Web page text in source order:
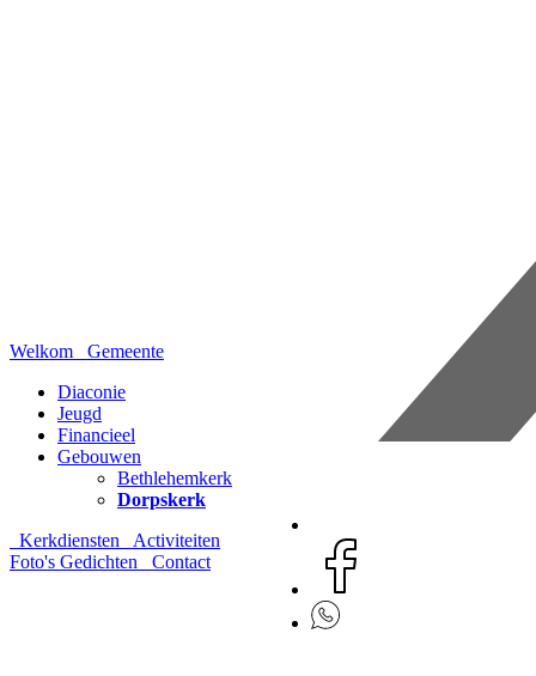
Welkom
Gemeente
Diaconie
Jeugd
Financieel
Gebouwen
Bethlehemkerk
Dorpskerk
Kerkdiensten
Activiteiten
Foto's Gedichten Contact